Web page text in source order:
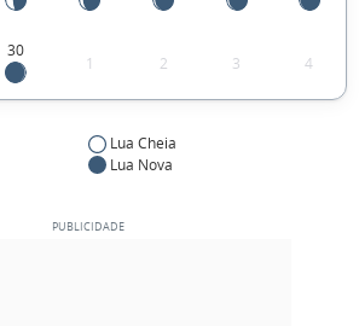
30
1 2 3 4
Lua Cheia
Lua Nova